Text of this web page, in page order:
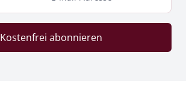
Kostenfrei abonnieren